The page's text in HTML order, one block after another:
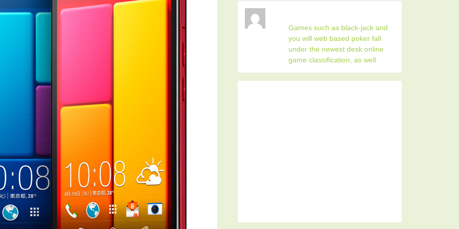
Games such as black-jack and
you will web based poker fall
under the newest desk online
game classification, as well